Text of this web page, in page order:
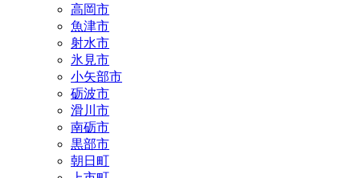
高岡市
魚津市
射水市
氷見市
小矢部市
砺波市
滑川市
南砺市
黒部市
朝日町